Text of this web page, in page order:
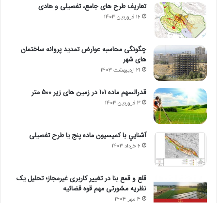
تعاریف طرح های جامع، تفصیلی و هادی
16 فروردین 1403
چگونگی محاسبه عوارض تمدید پروانه ساختمان
های شهر
21 اردیبهشت 1403
قدرالسهم ماده 101 در زمین های زیر 500 متر
3 فروردین 1403
آشنايي با كميسيون ماده پنج یا طرح تفصیلی
6 خرداد 1403
قلع و قمع بنا در تغییر کاربری غیرمجاز؛ تحلیل یک
نظریه مشورتی مهم قوه قضائیه
4 مهر 1404